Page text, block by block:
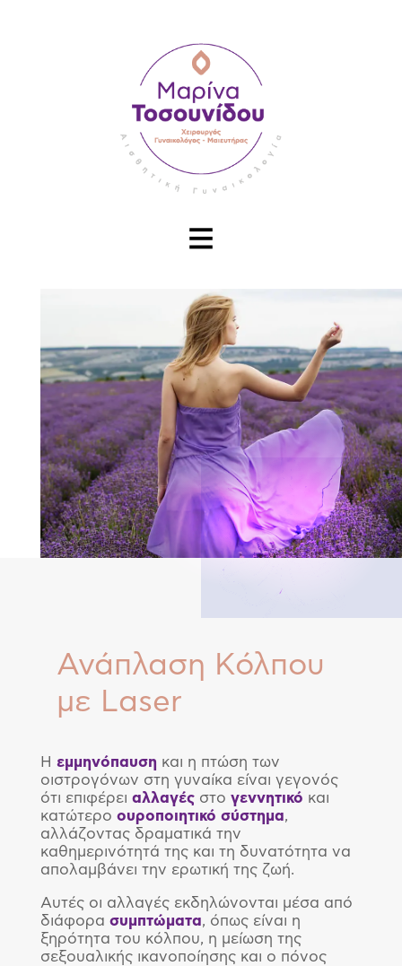
Ανάπλαση Κόλπου
με Laser
Η εμμηνόπαυση και η πτώση των
οιστρογόνων στη γυναίκα είναι γεγονός
ότι επιφέρει αλλαγέςστο γεννητικό και
κατώτερο ουροποιητικό σύστημα,
αλλάζοντας δραματικά την
καθημερινότητά της και τη δυνατότητα να
απολαμβάνει την ερωτική της ζωή.
Αυτές οι αλλαγές εκδηλώνονται μέσα από
διάφορα συμπτώματα, όπως είναι η
ξηρότητα του κόλπου, η μείωση της
σεξουαλικής ικανοποίησης και ο πόνος